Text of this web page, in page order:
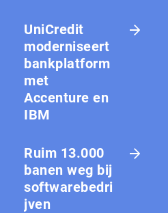
UniCredit
moderniseert
bankplatform
met
Accenture en
IBM
Ruim 13.000
banen weg bij
softwarebedri
jven